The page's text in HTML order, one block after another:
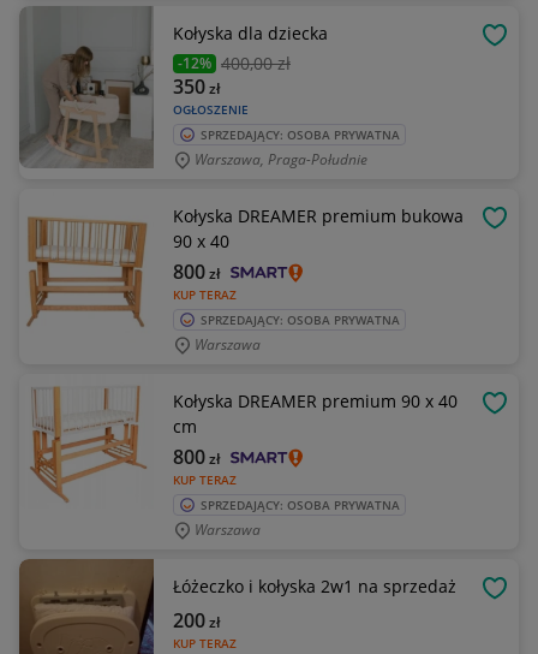
Kołyska dla dziecka
-12% 400,00 zł
OGŁOSZENIE
350zł
SPRZEDAJĄCY: OSOBA PRYWATNA
Warszawa, Praga-Południe
Kołyska DREAMER premium bukowa
90 x 40
KUP TERAZ
800zł
SPRZEDAJĄCY: OSOBA PRYWATNA
Warszawa
Kołyska DREAMER premium 90 x 40
cm
KUP TERAZ
800zł
SPRZEDAJĄCY: OSOBA PRYWATNA
Warszawa
Łóżeczko i kołyska 2w1 na sprzedaż
KUP TERAZ
200zł